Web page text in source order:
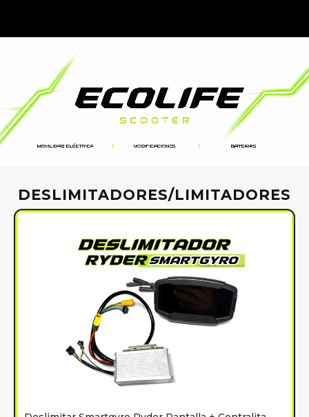
DESLIMITADORES/LIMITADORES